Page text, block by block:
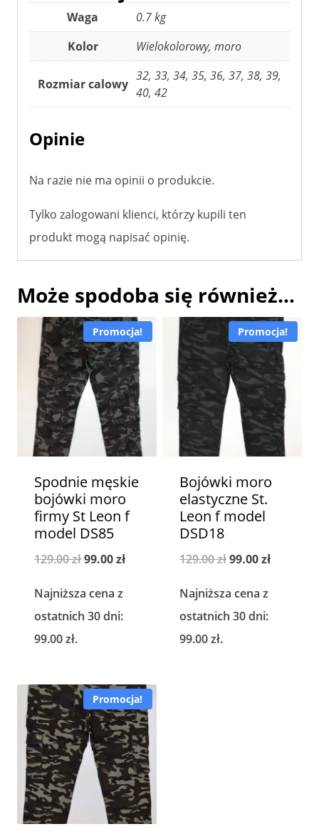
Waga
0.7 kg
Kolor
Wielokolorowy, moro
Rozmiar calowy
32, 33, 34, 35, 36, 37, 38, 39,
40, 42
Opinie
Na razie nie ma opinii o produkcie.
Tylko zalogowani klienci, którzy kupili ten
produkt mogą napisać opinię.
Może spodoba się również…
Promocja!
Spodnie męskie
bojówki moro
firmy St Leon f
model DS85
129.00złPierwotna
99.00złAktualna
Najniższa cena z
ostatnich 30 dni:
99.00zł.
Promocja!
Bojówki moro
elastyczne St.
Leon f model
DSD18
129.00złPierwotna
99.00złAktualna
Najniższa cena z
ostatnich 30 dni:
99.00zł.
Promocja!